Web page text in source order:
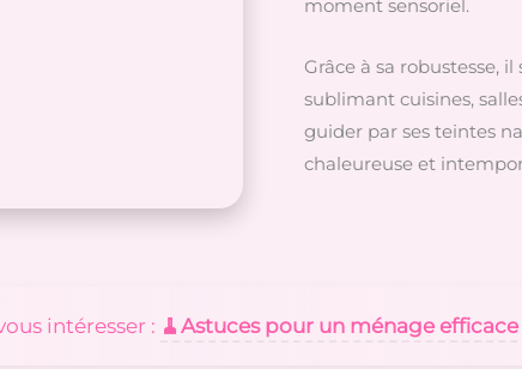
moment sensoriel.
Grâce à sa robustesse,
sublimant cuisines,
guider par ses teintes
chaleureuse et
intéresser : 🧹Astuces pour un ménage